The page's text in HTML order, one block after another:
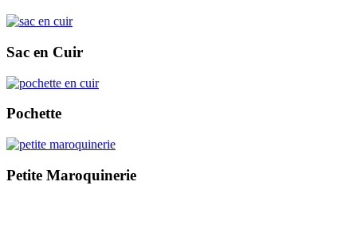
Sac en Cuir
Pochette
Petite Maroquinerie